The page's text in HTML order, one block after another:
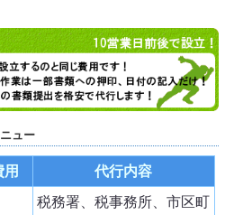
ュー
用 代行内容
税務署、税事務所、市区町